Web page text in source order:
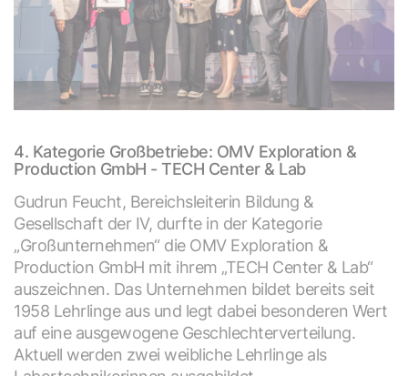
4. Kategorie Großbetriebe: OMV Exploration &
Production GmbH - TECH Center & Lab
Gudrun Feucht, Bereichsleiterin Bildung &
Gesellschaft der IV, durfte in der Kategorie
„Großunternehmen“ die OMV Exploration &
Production GmbH mit ihrem „TECH Center & Lab“
auszeichnen. Das Unternehmen bildet bereits seit
1958 Lehrlinge aus und legt dabei besonderen Wert
auf eine ausgewogene Geschlechterverteilung.
Aktuell werden zwei weibliche Lehrlinge als